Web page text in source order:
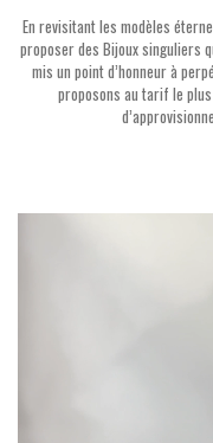
En revisitant les modèles
proposer des Bijoux singuliers
mis un point d’honneur à
proposons au tarif le